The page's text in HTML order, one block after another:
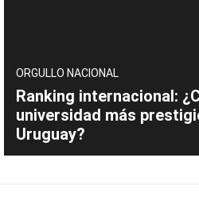
ORGULLO NACIONAL
Ranking internacional:
universidad más
Uruguay?